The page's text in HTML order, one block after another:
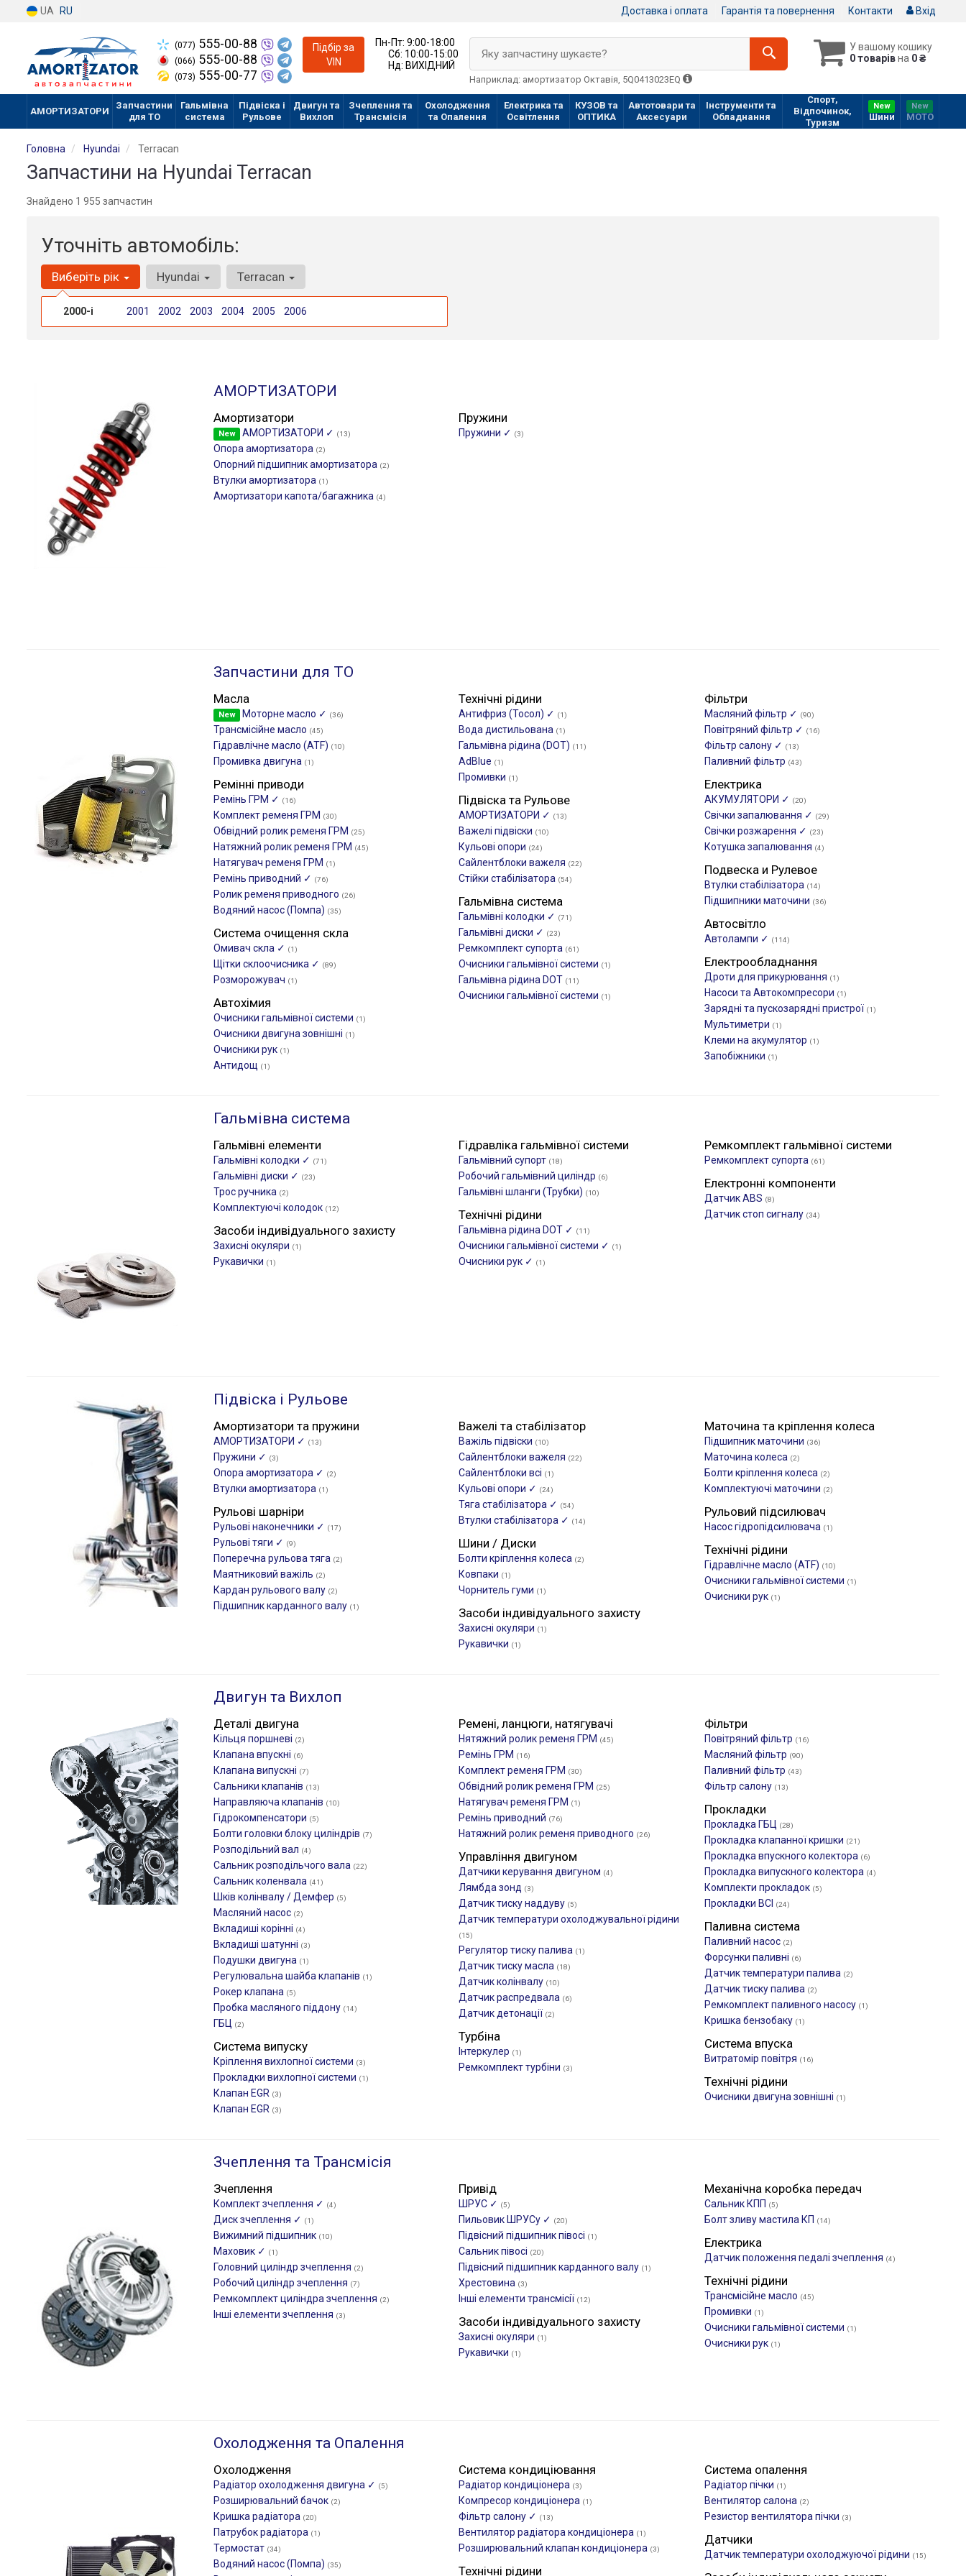
UA RU Доставка і оплата Гарантія та повернення Контакти Вхід
(077) 555-00-88
(066) 555-00-88
(073) 555-00-77
Підбір за
VIN
Пн-Пт:9:00-18:00
Сб: 10:00-15:00
Нд: ВИХІДНИЙ
У вашому кошику
0 товарівна 0 ₴
Яку запчастину шукаєте?
Наприклад: амортизатор Октавія, 5Q0413023EQ
АМОРТИЗАТОРИ
Запчастини
для ТО
Гальмівна
система
Підвіска і
Рульове
Двигун та
Вихлоп
Зчеплення та
Трансмісія
Охолодження
та Опалення
Електрика та
Освітлення
КУЗОВ та
ОПТИКА
Автотовари та
Аксесуари
Інструменти та
Обладнання
Спорт,
Відпочинок,
Туризм
New
Шини
New
МOTO
Головна Hyundai Terracan
Запчастини на Hyundai Terracan
Знайдено 1 955 запчастин
Уточніть автомобіль:
Виберіть рік
2000-і 2001 2002 2003 2004 2005 2006
Hyundai Terracan
АМОРТИЗАТОРИ
Амортизатори
New АМОРТИЗАТОРИ ✓ (13)
Опора амортизатора (2)
Опорний підшипник амортизатора (2)
Втулки амортизатора (1)
Амортизатори капота/багажника (4)
Пружини
Пружини ✓ (3)
Запчастини для ТО
Масла
New Моторне масло ✓ (36)
Трансмісійне масло (45)
Гідравлічне масло (ATF) (10)
Промивка двигуна (1)
Технічні рідини
Антифриз (Тосол) ✓ (1)
Вода дистильована (1)
Гальмівна рідина (DOT) (11)
AdBlue (1)
Промивки (1)
Фільтри
Масляний фільтр ✓ (90)
Повітряний фільтр ✓ (16)
Фільтр салону ✓ (13)
Паливний фільтр (43)
Ремінні приводи
Ремінь ГРМ ✓ (16)
Комплект ременя ГРМ (30)
Обвідний ролик ременя ГРМ (25)
Натяжний ролик ременя ГРМ (45)
Натягувач ременя ГРМ (1)
Ремінь приводний ✓ (76)
Ролик ременя приводного (26)
Водяний насос (Помпа) (35)
Електрика
АКУМУЛЯТОРИ ✓ (20)
Свічки запалювання ✓ (29)
Свічки розжарення ✓ (23)
Котушка запалювання (4)
Підвіска та Рульове
АМОРТИЗАТОРИ ✓ (13)
Важелі підвіски (10)
Кульові опори (24)
Сайлентблоки важеля (22)
Стійки стабілізатора (54)
Подвеска и Рулевое
Втулки стабілізатора (14)
Підшипники маточини (36)
Гальмівна система
Гальмівні колодки ✓ (71)
Гальмівні диски ✓ (23)
Ремкомплект супорта (61)
Очисники гальмівної системи (1)
Гальмівна рідина DOT (11)
Очисники гальмівної системи (1)
Автосвітло
Автолампи ✓ (114)
Система очищення скла
Омивач скла ✓ (1)
Щітки склоочиcника ✓ (89)
Розморожувач (1)
Електрообладнання
Дроти для прикурювання (1)
Насоси та Автокомпресори (1)
Зарядні та пускозарядні пристрої (1)
Мультиметри (1)
Клеми на акумулятор (1)
Запобіжники (1)
Автохімия
Очисники гальмівної системи (1)
Очисники двигуна зовнішні (1)
Очисники рук (1)
Антидощ (1)
Гальмівна система
Гальмівні елементи
Гальмівні колодки ✓ (71)
Гальмівні диски ✓ (23)
Трос ручника (2)
Комплектуючі колодок (12)
Гідравліка гальмівної системи
Гальмівний супорт (18)
Робочий гальмівний циліндр (6)
Гальмівні шланги (Трубки) (10)
Ремкомплект гальмівної системи
Ремкомплект супорта (61)
Електронні компоненти
Датчик ABS (8)
Датчик стоп сигналу (34)
Технічні рідини
Гальмівна рідина DOT ✓ (11)
Очисники гальмівної системи ✓ (1)
Очисники рук ✓ (1)
Засоби індивідуального захисту
Захисні окуляри (1)
Рукавички (1)
Підвіска і Рульове
Амортизатори та пружини
АМОРТИЗАТОРИ ✓ (13)
Пружини ✓ (3)
Опора амортизатора ✓ (2)
Втулки амортизатора (1)
Важелі та стабілізатор
Важіль підвіски (10)
Сайлентблоки важеля (22)
Сайлентблоки всі (1)
Кульові опори ✓ (24)
Тяга стабілізатора ✓ (54)
Втулки стабілізатора ✓ (14)
Маточина та кріплення колеса
Підшипник маточини (36)
Маточина колеса (2)
Болти кріплення колеса (2)
Комплектуючі маточини (2)
Рульові шарніри
Рульові наконечники ✓ (17)
Рульові тяги ✓ (9)
Поперечна рульова тяга (2)
Маятниковий важіль (2)
Кардан рульового валу (2)
Підшипник карданного валу (1)
Рульовий підсилювач
Насос гідропідсилювача (1)
Шини / Диски
Болти кріплення колеса (2)
Ковпаки (1)
Чорнитель гуми (1)
Технічні рідини
Гідравлічне масло (ATF) (10)
Очисники гальмівної системи (1)
Очисники рук (1)
Засоби індивідуального захисту
Захисні окуляри (1)
Рукавички (1)
Двигун та Вихлоп
Деталі двигуна
Кільця поршневі (2)
Клапана впускні (6)
Клапана випускні (7)
Сальники клапанів (13)
Направляюча клапанів (10)
Гідрокомпенсатори (5)
Болти головки блоку циліндрів (7)
Розподільний вал (4)
Сальник розподільчого вала (22)
Сальник коленвала (41)
Шків колінвалу / Демфер (5)
Масляний насос (2)
Вкладиші корінні (4)
Вкладиші шатунні (3)
Подушки двигуна (1)
Регулювальна шайба клапанів (1)
Рокер клапана (5)
Пробка масляного піддону (14)
ГБЦ (2)
Ремені, ланцюги, натягувачі
Нятяжний ролик ременя ГРМ (45)
Ремінь ГРМ (16)
Комплект ременя ГРМ (30)
Обвідний ролик ременя ГРМ (25)
Натягувач ременя ГРМ (1)
Ремінь приводний (76)
Натяжний ролик ременя приводного (26)
Фільтри
Повітряний фільтр (16)
Масляний фільтр (90)
Паливний фільтр (43)
Фільтр салону (13)
Прокладки
Прокладка ГБЦ (28)
Прокладка клапанної кришки (21)
Прокладка впускного колектора (6)
Прокладка випускного колектора (4)
Комплекти прокладок (5)
Прокладки ВСІ (24)
Управління двигуном
Датчики керування двигуном (4)
Лямбда зонд (3)
Датчик тиску наддуву (5)
Датчик температури охолоджувальної рідини
(15)
Регулятор тиску палива (1)
Датчик тиску масла (18)
Датчик колінвалу (10)
Датчик распредвала (6)
Датчик детонації (2)
Паливна система
Паливний насос (2)
Форсунки паливні (6)
Датчик температури палива (2)
Датчик тиску палива (2)
Ремкомплект паливного насосу (1)
Кришка бензобаку (1)
Турбіна
Інтеркулер (1)
Ремкомплект турбіни (3)
Система впуска
Витратомір повітря (16)
Система випуску
Кріплення вихлопної системи (3)
Прокладки вихлопної системи (1)
Клапан EGR (3)
Клапан EGR (3)
Технічні рідини
Очисники двигуна зовнішні (1)
Зчеплення та Трансмісія
Зчеплення
Комплект зчеплення ✓ (4)
Диск зчеплення ✓ (1)
Вижимний підшипник (10)
Маховик ✓ (1)
Головний циліндр зчеплення (2)
Робочий циліндр зчеплення (7)
Ремкомплект циліндра зчеплення (2)
Інші елементи зчеплення (3)
Привід
ШРУС ✓ (5)
Пильовик ШРУСу ✓ (20)
Підвісний підшипник півосі (1)
Сальник півосі (20)
Підвісний підшипник карданного валу (1)
Хрестовина (3)
Інші елементи трансмісії (12)
Механічна коробка передач
Сальник КПП (5)
Болт зливу мастила КП (14)
Електрика
Датчик положення педалі зчеплення (4)
Технічні рідини
Трансмісійне масло (45)
Промивки (1)
Очисники гальмівної системи (1)
Очисники рук (1)
Засоби індивідуального захисту
Захисні окуляри (1)
Рукавички (1)
Охолодження та Опалення
Охолодження
Радіатор охолодження двигуна ✓ (5)
Розширювальний бачок (2)
Кришка радіатора (20)
Патрубок радіатора (1)
Термостат (34)
Водяний насос (Помпа) (35)
Система кондиціювання
Радіатор кондиціонера (3)
Компресор кондиціонера (1)
Фільтр салону ✓ (13)
Вентилятор радіатора кондиціонера (1)
Розширювальний клапан кондиціонера (3)
Система опалення
Радіатор пічки (1)
Вентилятор салона (2)
Резистор вентилятора пічки (3)
Датчики
Датчик температури охолоджуючої рідини (15)
Технічні рідини